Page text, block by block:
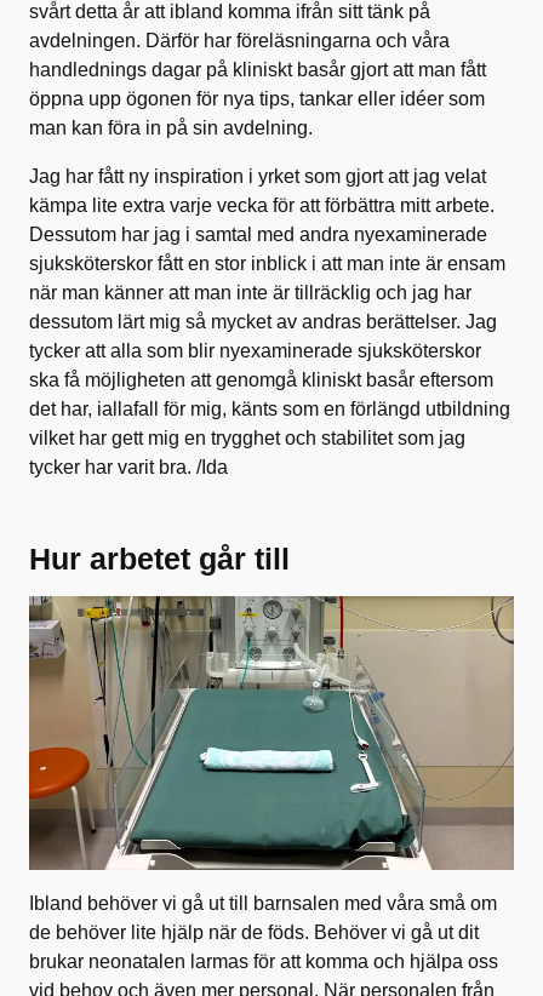
svårt detta år att ibland komma ifrån sitt tänk på
avdelningen. Därför har föreläsningarna och våra
handlednings dagar på kliniskt basår gjort att man fått
öppna upp ögonen för nya tips, tankar eller idéer som
man kan föra in på sin avdelning.
Jag har fått ny inspiration i yrket som gjort att jag velat
kämpa lite extra varje vecka för att förbättra mitt arbete.
Dessutom har jag i samtal med andra nyexaminerade
sjuksköterskor fått en stor inblick i att man inte är ensam
när man känner att man inte är tillräcklig och jag har
dessutom lärt mig så mycket av andras berättelser. Jag
tycker att alla som blir nyexaminerade sjuksköterskor
ska få möjligheten att genomgå kliniskt basår eftersom
det har, iallafall för mig, känts som en förlängd utbildning
vilket har gett mig en trygghet och stabilitet som jag
tycker har varit bra. /Ida
Hur arbetet går till
Ibland behöver vi gå ut till barnsalen med våra små om
de behöver lite hjälp när de föds. Behöver vi gå ut dit
brukar neonatalen larmas för att komma och hjälpa oss
vid behov och även mer personal. När personalen från